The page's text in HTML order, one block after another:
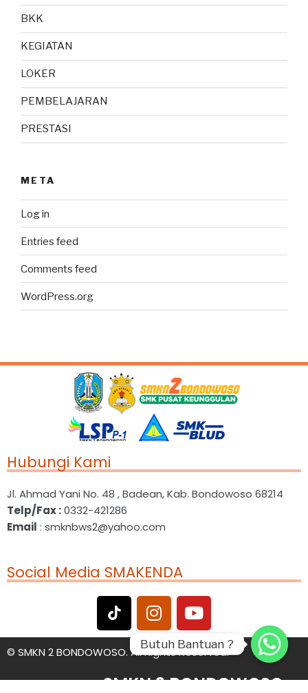
BKK
KEGIATAN
LOKER
PEMBELAJARAN
PRESTASI
META
Log in
Entries feed
Comments feed
WordPress.org
Hubungi Kami
Jl. Ahmad Yani No. 48 , Badean, Kab. Bondowoso 68214
Telp/Fax :0332-421286
Email : smknbws2@yahoo.com
Social Media SMAKENDA
© SMKN 2 BONDOWOSO. All Rights Reserved.
SMKN 2 BONDOWOSO
Butuh Bantuan ?
Butuh Bantuan ?